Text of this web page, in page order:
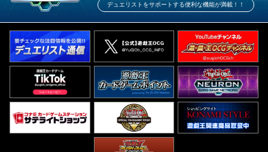
デュエリストをサポートする便利な機能が満載！！